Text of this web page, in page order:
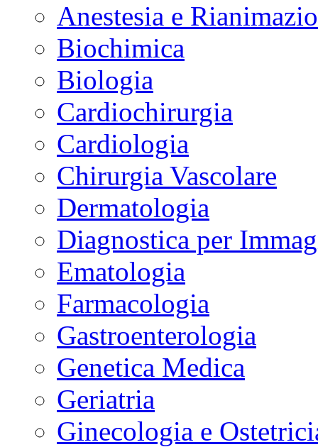
Anestesia e
Biochimica
Biologia
Cardiochirurgia
Cardiologia
Chirurgia Vascolare
Dermatologia
Diagnostica per
Ematologia
Farmacologia
Gastroenterologia
Genetica Medica
Geriatria
Ginecologia e